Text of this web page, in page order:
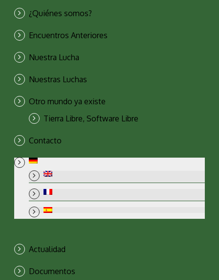
¿Quiénes somos?
Encuentros Anteriores
Nuestra Lucha
Nuestras Luchas
Otro mundo ya existe
Tierra Libre, Software Libre
Contacto
Actualidad
Documentos